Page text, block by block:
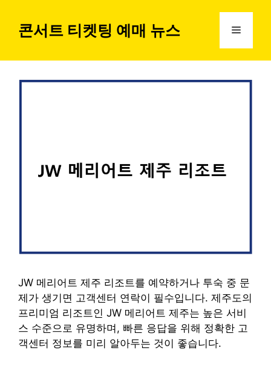
콘서트 티켓팅 예매 뉴스 메
JW 메리어트 제주 리조트를 예약하거나 투숙 중 문
제가 생기면 고객센터 연락이 필수입니다. 제주도의
프리미엄 리조트인 JW 메리어트 제주는 높은 서비
스 수준으로 유명하며, 빠른 응답을 위해 정확한 고
객센터 정보를 미리 알아두는 것이 좋습니다.